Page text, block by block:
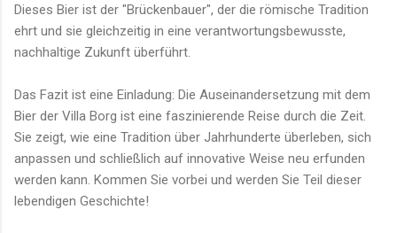
Dieses Bier ist der "Brückenbauer", der die römische Tradition
ehrt und sie gleichzeitig in eine verantwortungsbewusste,
nachhaltige Zukunft überführt.
Das Fazit ist eine Einladung: Die Auseinandersetzung mit dem
Bier der Villa Borg ist eine faszinierende Reise durch die Zeit.
Sie zeigt, wie eine Tradition über Jahrhunderte überleben, sich
anpassen und schließlich auf innovative Weise neu erfunden
werden kann. Kommen Sie vorbei und werden Sie Teil dieser
lebendigen Geschichte!